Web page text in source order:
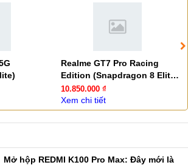
Realme GT7 Pro Racing
Edition (Snapdragon 8 Elite
rẻ nhất)
10.850.000 ₫
Xem chi tiết
Mở hộp REDMI K100 Pro Max: Đây mới là